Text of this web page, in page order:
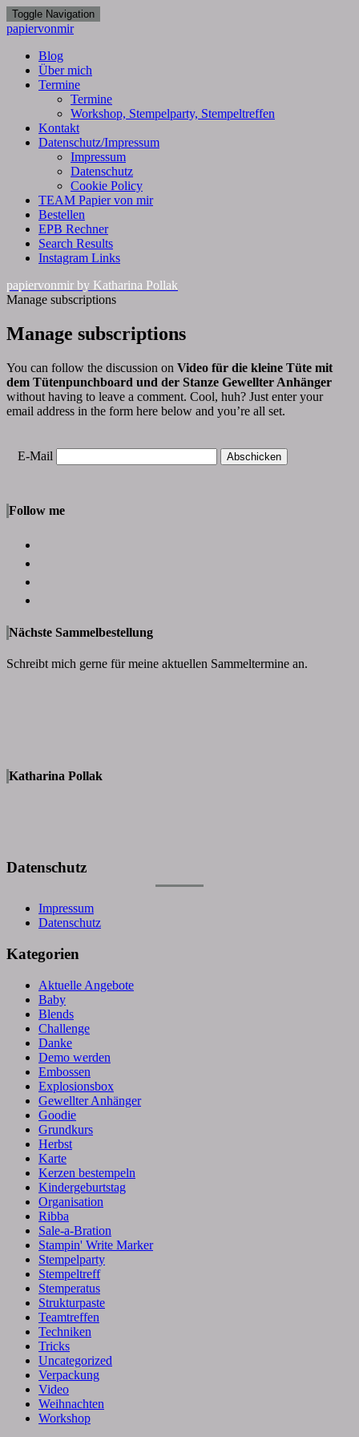
Toggle Navigation
papiervonmir
Blog
Über mich
Termine
Termine
Workshop, Stempelparty, Stempeltreffen
Kontakt
Datenschutz/Impressum
Impressum
Datenschutz
Cookie Policy
TEAM Papier von mir
Bestellen
EPB Rechner
Search Results
Instagram Links
papiervonmir by Katharina Pollak
Manage subscriptions
Manage subscriptions
You can follow the discussion on Video für die kleine Tüte mit
dem Tütenpunchboard und der Stanze Gewellter Anhänger
without having to leave a comment. Cool, huh? Just enter your
email address in the form here below and you’re all set.
E-Mail
Follow me
Nächste Sammelbestellung
Schreibt mich gerne für meine aktuellen Sammeltermine an.
Katharina Pollak
Datenschutz
Impressum
Datenschutz
Kategorien
Aktuelle Angebote
Baby
Blends
Challenge
Danke
Demo werden
Embossen
Explosionsbox
Gewellter Anhänger
Goodie
Grundkurs
Herbst
Karte
Kerzen bestempeln
Kindergeburtstag
Organisation
Ribba
Sale-a-Bration
Stampin' Write Marker
Stempelparty
Stempeltreff
Stemperatus
Strukturpaste
Teamtreffen
Techniken
Tricks
Uncategorized
Verpackung
Video
Weihnachten
Workshop